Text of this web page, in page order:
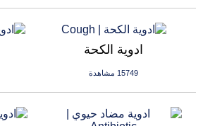
ادوية الكحة
15749 مشاهدة